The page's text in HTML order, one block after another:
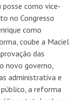
como vice-
no Congresso
como
coube a Maciel
das
novo governo,
administrativa e
a reforma